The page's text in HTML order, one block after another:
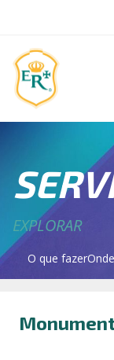
EXPLORAR
O que fazer